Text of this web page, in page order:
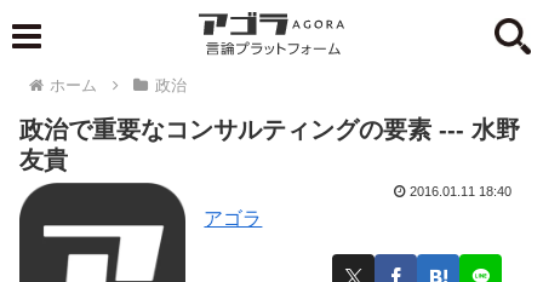
ホーム 政治
政治で重要なコンサルティングの要素 --- 水野
友貴
アゴラ
2016.01.11 18:40